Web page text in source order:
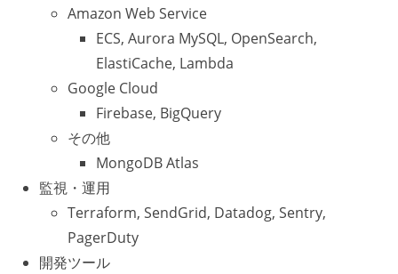
Amazon Web Service
ECS, Aurora MySQL, OpenSearch,
ElastiCache, Lambda
Google Cloud
Firebase, BigQuery
その他
MongoDB Atlas
監視・運用
Terraform, SendGrid, Datadog, Sentry,
PagerDuty
開発ツール